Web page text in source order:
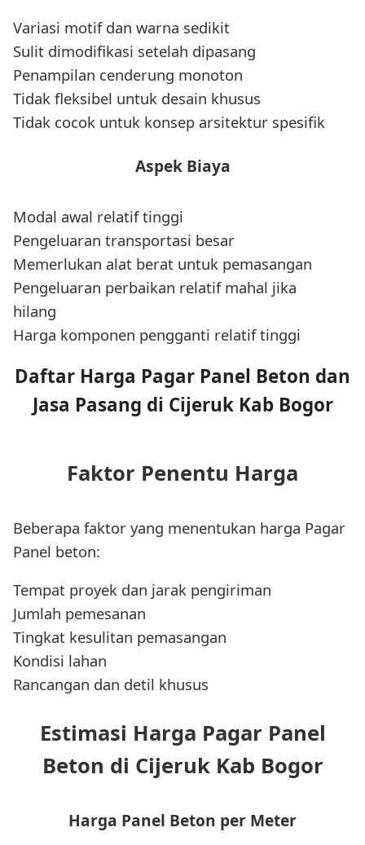
Variasi motif dan warna sedikit
Sulit dimodifikasi setelah dipasang
Penampilan cenderung monoton
Tidak fleksibel untuk desain khusus
Tidak cocok untuk konsep arsitektur spesifik
Aspek Biaya
Modal awal relatif tinggi
Pengeluaran transportasi besar
Memerlukan alat berat untuk pemasangan
Pengeluaran perbaikan relatif mahal jika
hilang
Harga komponen pengganti relatif tinggi
Daftar Harga Pagar Panel Beton dan
Jasa Pasang di Cijeruk Kab Bogor
Faktor Penentu Harga
Beberapa faktor yang menentukan harga Pagar
Panel beton:
Tempat proyek dan jarak pengiriman
Jumlah pemesanan
Tingkat kesulitan pemasangan
Kondisi lahan
Rancangan dan detil khusus
Estimasi Harga Pagar Panel
Beton di Cijeruk Kab Bogor
Harga Panel Beton per Meter